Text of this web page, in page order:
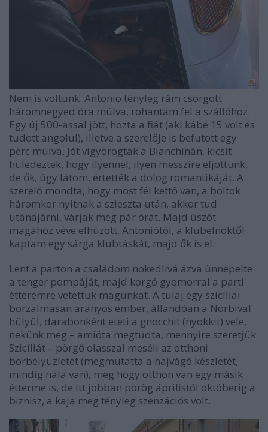
Nem is voltunk. Antonio tényleg rám csörgött
háromnegyed óra múlva, rohantam fel a szállóhoz.
Egy új 500-assal jött, hozta a fiát (aki kábé 15 volt és
tudott angolul), illetve a szerelője is befutott egy
perc múlva. Jót vigyorogtak a Bianchinán, kicsit
hüledeztek, hogy ilyennel, ilyen messzire eljöttünk,
de ők, úgy látom, értették a dolog romantikáját. A
szerelő mondta, hogy most fél kettő van, a boltok
háromkor nyitnak a szieszta után, akkor tud
utánajárni, várjak még pár órát. Majd úszót
magához véve elhúzott. Antoniótól, a klubelnöktől
kaptam egy sárga klubtáskát, majd ők is el.
Lent a parton a családom nokedlivá ázva ünnepelte
a tenger pompáját, majd korgó gyomorral a parti
étteremre vetettük magunkat. A tulaj egy szicíliai
borzalmasan aranyos ember, állandóan a Norbival
hülyül, darabonként eteti a gnocchit (nyokkit) vele,
nekünk meg – amióta megtudta, mennyire szeretjük
Szicíliát – pörgő olasszal meséli az otthoni
borbélyüzletét (megmutatta a hajvágó készletét,
mindig nála van), meg hogy otthon van egy másik
étterme is, de itt jobban pörög áprilistól októberig a
biznisz, a kaja meg tényleg szenzációs volt.